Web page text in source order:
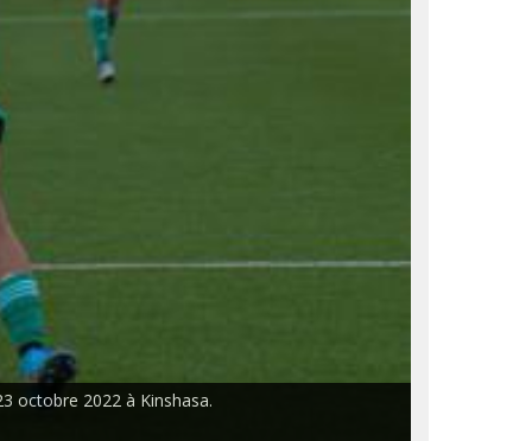
octobre 2022 à Kinshasa.